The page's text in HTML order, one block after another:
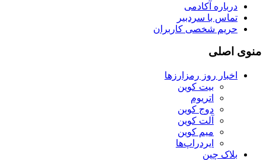
درباره آکادمی
تماس با سردبیر
حریم شخصی کاربران
منوی اصلی
اخبار روز رمزارزها
بیت کوین
اتریوم
دوج کوین
آلت کوین
میم کوین‌
ایردراپ‌ها
بلاک چین